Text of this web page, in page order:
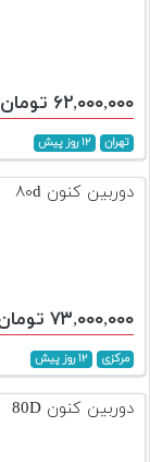
۶۲,۰۰۰,۰۰۰ تومان
تهران ۱۲ روز پیش
دوربین کنون ۸۰d
۷۳,۰۰۰,۰۰۰ تومان
مرکزی ۱۲ روز پیش
دوربین کنون 80D